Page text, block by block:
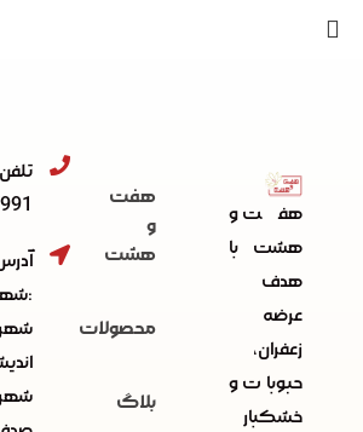
هفت و
هشت با
هدف
عرضه
زعفران،
حبوبات و
خشکبار
هفت
و
هشت
محصولات
بلاگ